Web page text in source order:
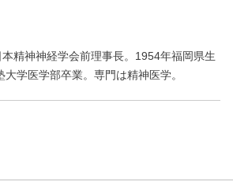
精神神経学会前理事長。1954年福岡県生
学医学部卒業。専門は精神医学。